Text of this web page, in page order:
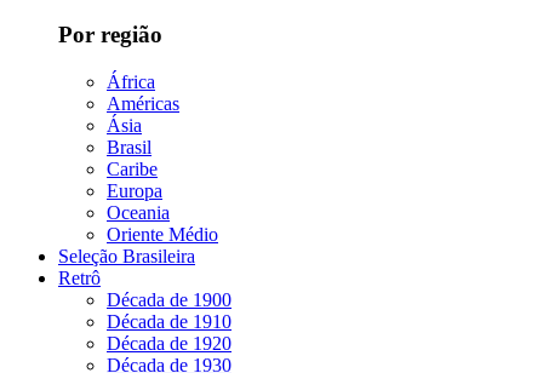
Por região
África
Américas
Ásia
Brasil
Caribe
Europa
Oceania
Oriente Médio
Seleção Brasileira
Retrô
Década de 1900
Década de 1910
Década de 1920
Década de 1930